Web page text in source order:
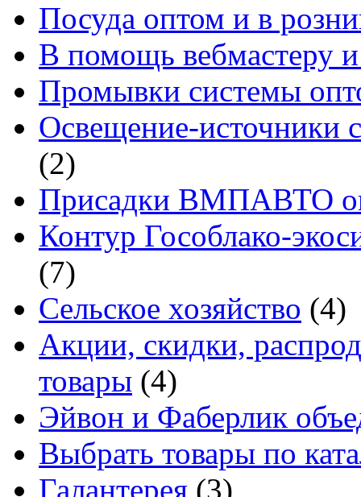
Посуда оптом и в
В помощь вебмастеру и
Промывки системы
Освещение-источники
(2)
Присадки ВМПАВТО
Контур Гособлако-
(7)
Сельское хозяйство (4)
Акции, скидки,
товары (4)
Эйвон и Фаберлик
Выбрать товары по
Галантерея (3)